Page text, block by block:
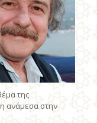
της
ανάμεσα στην